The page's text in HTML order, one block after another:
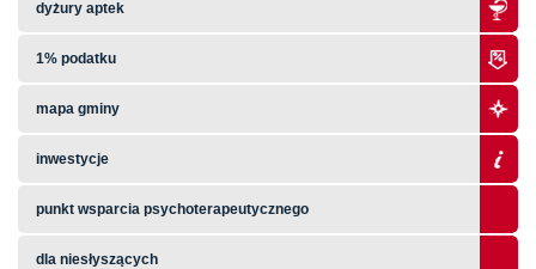
dyżury aptek
1% podatku
mapa gminy
inwestycje
punkt wsparcia psychoterapeutycznego
dla niesłyszących